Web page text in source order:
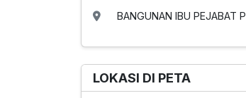
BANGUNAN IBU PEJABAT
LOKASI DI PETA